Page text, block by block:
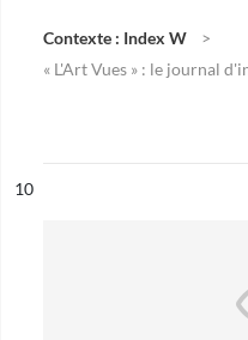
Contexte : Index W
« L'Art Vues » : le journal
n°
10